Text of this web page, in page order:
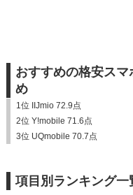
おすすめの格安ス
め
1位 IIJmio 72.9点
2位 Y!mobile 71.6点
3位 UQmobile 70.7点
項目別ランキング一